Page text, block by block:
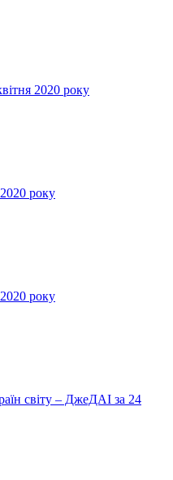
2020 року
року
року
світу – ДжеДАІ за 24